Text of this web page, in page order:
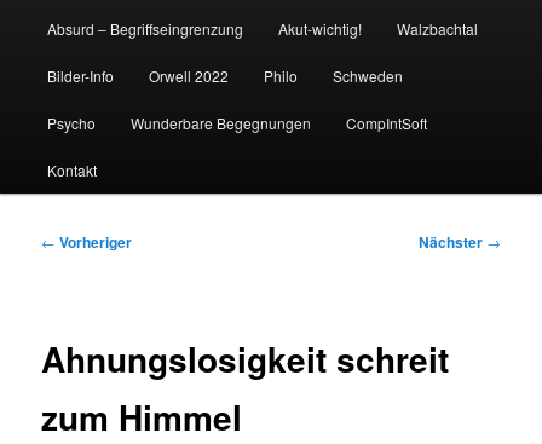
Absurd – Begriffseingrenzung Akut-wichtig! Walzbachtal
Bilder-Info Orwell 2022 Philo Schweden
Psycho Wunderbare Begegnungen CompIntSoft
Kontakt
Beitragsnavigation
← Vorheriger Nächster →
Ahnungslosigkeit schreit
zum Himmel